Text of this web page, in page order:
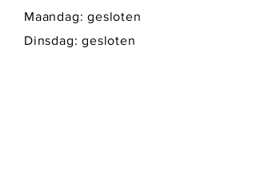
Maandag: gesloten
Dinsdag: gesloten